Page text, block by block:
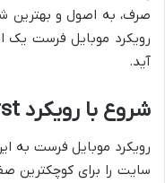
صرف، به اصول و بهترین
رویکرد موبایل فرست
آید.
شروع با رویکرد Mobile-First
رویکرد موبایل فرست به
سایت را برای کوچکترین